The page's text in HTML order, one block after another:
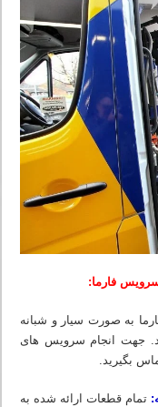
سرویس فارما:
به صورت سیار و شبانه
جهت انجام سرویس های
بگیرید.
تمام قطعات ارائه شده به